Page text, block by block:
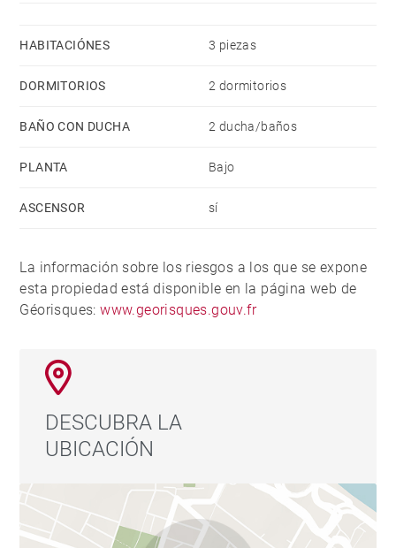
HABITACIÓNES 3 piezas
DORMITORIOS 2 dormitorios
BAÑO CON DUCHA 2 ducha/baños
PLANTA Bajo
ASCENSOR sí
La información sobre los riesgos a los que se expone
esta propiedad está disponible en la página web de
Géorisques:www.georisques.gouv.fr
DESCUBRA LA
UBICACIÓN